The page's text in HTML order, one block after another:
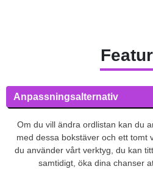
Anpassningsalternativ
Om du vill ändra ordlistan kan du
med dessa bokstäver och ett tomt
du använder vårt verktyg, du kan
samtidigt, öka dina chanser